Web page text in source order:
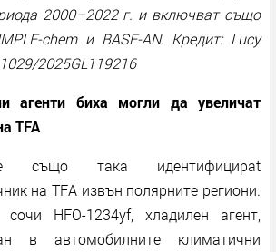
2000–2022 г. и включват също
chem и BASE-AN. Кредит: Lucy
2025GL119216
агенти биха могли да увеличат
TFA
също така идентифицираt
на TFA извън полярните региони.
HFO-1234yf, хладилен агент,
в автомобилните климатични